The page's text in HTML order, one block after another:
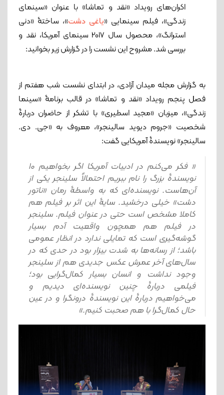
اکران‌های رویداد «نقد و تماشا» با عنوان «سینمای
زندگی»، فیلم سینمایی «یاغی دشت»، ساختۀ «دنی
استرانگ»، محصول سال 2017 سینمای آمریکا، نقد و
بررسی شد. مشروح این نشست را در گزارش زیر بخوانید:
به گزارش مجله میدان آزادی، در ابتدای نشست شب هفتم از
فصل پنجم رویداد «نقد و تماشا» در قالب برنامۀ «سینما
زندگی»، میزبان «مجید اسطیری» با تشکر از حاضران دربارۀ
شخصیت «جروم دیوید سالینجر»، معروف به «جی. دی.
سالینجر» نویسندۀ آمریکایی گفت:
« فکر می‌کنم در ادبیات آمریکا اگر بخواهیم ۱۰
نویسندۀ بزرگ را نام ببریم احتمالاً سلینجر یکی از
آن‌هاست. نویسنده‌ای که به واسطۀ رمان «ناتور
دشت» خیلی درخشید. سایۀ این اثر بر فیلم هم
کاملا مشخص است حتی در عنوان فیلم. سلینجر
در فیلم هم همچون واقعیت آدم بسیار
گوشه‌گیری است که تمایلی ندارد در انظار عمومی
باشد؛ از رسانه‌ها به شدت بیزار بود در حدی که در
سال‌های آخر عمرش عکس جدیدی هم از سلینجر
وجود نداشت و انسان بسیار کمال‌گرایی بود؛
فیلمی دربارۀ چنین نویسنده‌ای دیدیم و
می‌خواهیم دربارۀ این نویسندۀ درونگرا و در عین
حال کمال‌گرا با هم صحبت کنیم.»